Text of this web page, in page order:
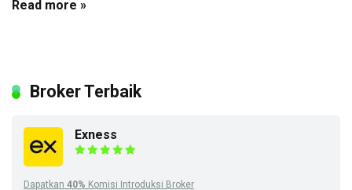
Read more »
Broker Terbaik
Exness
Dapatkan 40% Komisi Introduksi Broker